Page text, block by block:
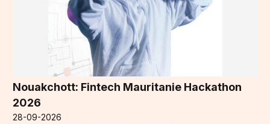
Nouakchott: Fintech Mauritanie Hackathon
2026
28-09-2026